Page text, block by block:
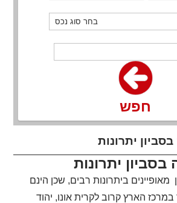
חפש
יתרונות
יתרונות
ביתרונות רבים, שכן הינם
הארץ קרוב לקרית אונו, יהוד